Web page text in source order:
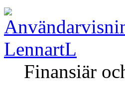
LennartL
Finansiär